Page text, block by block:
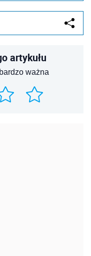
artykułu
ważna